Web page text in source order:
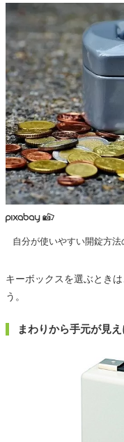
自分が使いやすい開錠方法
キーボックスを選ぶとき
う。
まわりから手元が見